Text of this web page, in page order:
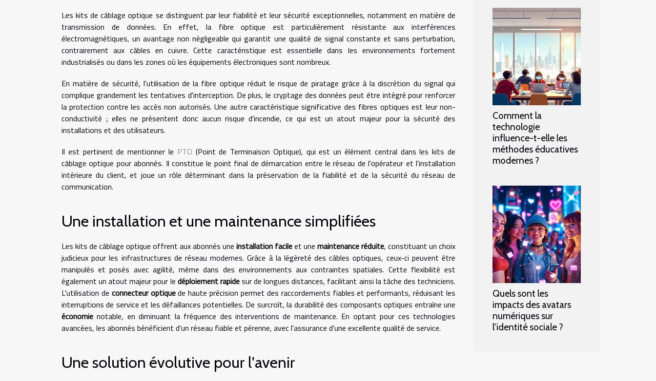
Les kits de câblage optique se distinguent par leur fiabilité et leur sécurité exceptionnelles, notamment en matière de
transmission de données. En effet, la fibre optique est particulièrement résistante aux interférences
électromagnétiques, un avantage non négligeable qui garantit une qualité de signal constante et sans perturbation,
contrairement aux câbles en cuivre. Cette caractéristique est essentielle dans les environnements fortement
industrialisés ou dans les zones où les équipements électroniques sont nombreux.
En matière de sécurité, l'utilisation de la fibre optique réduit le risque de piratage grâce à la discrétion du signal qui
complique grandement les tentatives d'interception. De plus, le cryptage des données peut être intégré pour renforcer
la protection contre les accès non autorisés. Une autre caractéristique significative des fibres optiques est leur non-
conductivité ; elles ne présentent donc aucun risque d'incendie, ce qui est un atout majeur pour la sécurité des
installations et des utilisateurs.
Il est pertinent de mentionner le PTO (Point de Terminaison Optique), qui est un élément central dans les kits de
câblage optique pour abonnés. Il constitue le point final de démarcation entre le réseau de l'opérateur et l'installation
intérieure du client, et joue un rôle déterminant dans la préservation de la fiabilité et de la sécurité du réseau de
communication.
Une installation et une maintenance simplifiées
Les kits de câblage optique offrent aux abonnés une installation facileet une maintenance réduite, constituant un choix
judicieux pour les infrastructures de réseau modernes. Grâce à la légèreté des câbles optiques, ceux-ci peuvent être
manipulés et posés avec agilité, même dans des environnements aux contraintes spatiales. Cette flexibilité est
également un atout majeur pour le déploiement rapidesur de longues distances, facilitant ainsi la tâche des techniciens.
L'utilisation de connecteur optiquede haute précision permet des raccordements fiables et performants, réduisant les
interruptions de service et les défaillances potentielles. De surcroît, la durabilité des composants optiques entraîne une
économie notable, en diminuant la fréquence des interventions de maintenance. En optant pour ces technologies
avancées, les abonnés bénéficient d'un réseau fiable et pérenne, avec l'assurance d'une excellente qualité de service.
Une solution évolutive pour l'avenir
Comment la
technologie
influence-t-elle les
méthodes éducatives
modernes ?
Quels sont les
impacts des avatars
numériques sur
l'identité sociale ?